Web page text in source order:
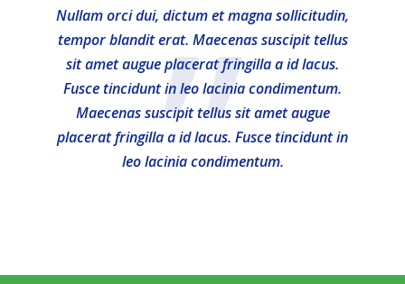
”
Nullam orci dui, dictum et magna sollicitudin,
tempor blandit erat. Maecenas suscipit tellus
sit amet augue placerat fringilla a id lacus.
Fusce tincidunt in leo lacinia condimentum.
Maecenas suscipit tellus sit amet augue
placerat fringilla a id lacus. Fusce tincidunt in
leo lacinia condimentum.
Posts
navigation1 2